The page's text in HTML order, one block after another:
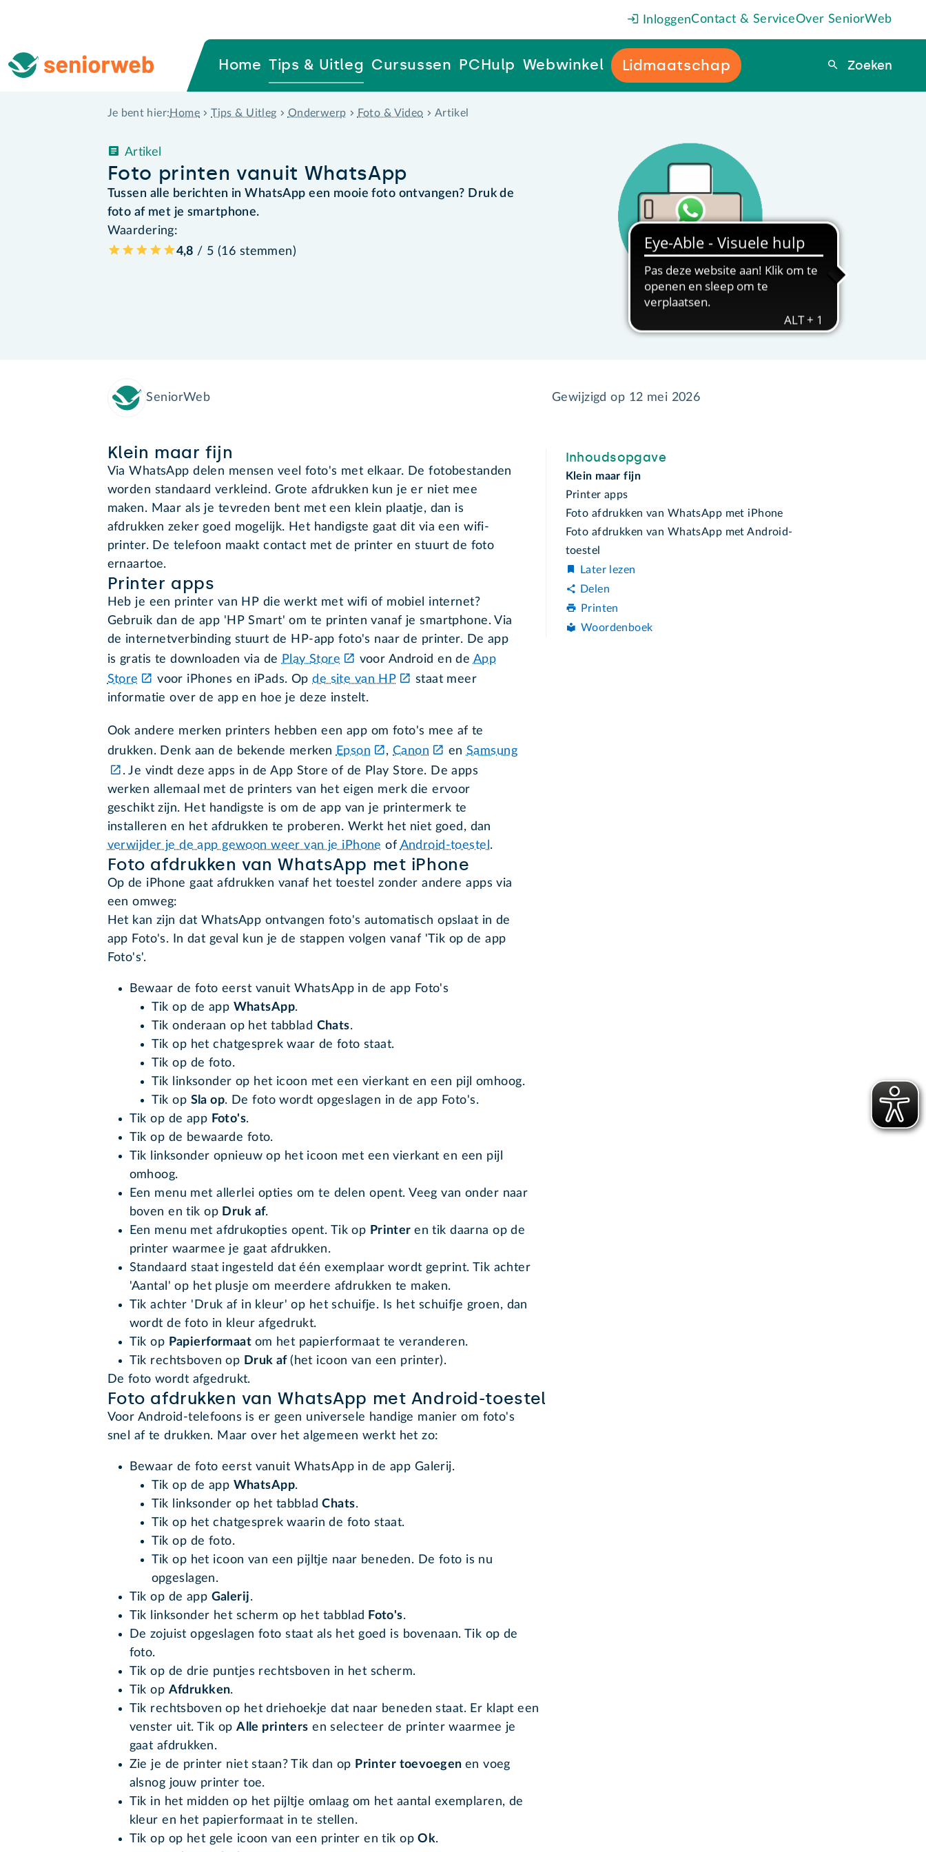
InloggenContact & ServiceOver SeniorWeb
Home Tips & Uitleg Cursussen PCHulp Webwinkel Lidmaatschap Zoeken
Zoeken
Je bent hier: Home Tips & Uitleg Onderwerp Foto & Video Artikel
Foto printen vanuit WhatsApp
Artikel
Tussen alle berichten in WhatsApp een mooie foto ontvangen? Druk de
foto af met je smartphone.
Waardering:
4,8 / 5 (16 stemmen)
SeniorWeb Gewijzigd op 12 mei 2026
Klein maar fijn
Via WhatsApp delen mensen veel foto's met elkaar. De fotobestanden
worden standaard verkleind. Grote afdrukken kun je er niet mee
maken. Maar als je tevreden bent met een klein plaatje, dan is
afdrukken zeker goed mogelijk. Het handigste gaat dit via een wifi-
printer. De telefoon maakt contact met de printer en stuurt de foto
ernaartoe.
Printer apps
Heb je een printer van HP die werkt met wifi of mobiel internet?
Gebruik dan de app 'HP Smart' om te printen vanaf je smartphone. Via
de internetverbinding stuurt de HP-app foto's naar de printer. De app
is gratis te downloaden via de Play Store voor Android en de App
Store
voor iPhones en iPads. Opde site van HP
staat meer
informatie over de app en hoe je deze instelt.
Ook andere merken printers hebben een app om foto's mee af te
drukken. Denk aan de bekende merken Epson ,Canon en Samsung
. Je vindt deze apps in de App Store of de Play Store. De apps
werken allemaal met de printers van het eigen merk die ervoor
geschikt zijn. Het handigste is om de app van je printermerk te
installeren en het afdrukken te proberen. Werkt het niet goed, dan
verwijder je de app gewoon weer van je iPhone of Android-toestel .
Foto afdrukken van WhatsApp met iPhone
Op de iPhone gaat afdrukken vanaf het toestel zonder andere apps via
een omweg:
Het kan zijn dat WhatsApp ontvangen foto's automatisch opslaat in de
app Foto's. In dat geval kun je de stappen volgen vanaf 'Tik op de app
Foto's'.
Bewaar de foto eerst vanuit WhatsApp in de app Foto's
Tik op de app WhatsApp.
Tik onderaan op het tabblad Chats.
Tik op het chatgesprek waar de foto staat.
Tik op de foto.
Tik linksonder op het icoon met een vierkant en een pijl omhoog.
Tik op Sla op. De foto wordt opgeslagen in de app Foto's.
Tik op de app Foto's.
Tik op de bewaarde foto.
Tik linksonder opnieuw op het icoon met een vierkant en een pijl
omhoog.
Een menu met allerlei opties om te delen opent. Veeg van onder naar
boven en tik op Druk af.
Een menu met afdrukopties opent. Tik op Printeren tik daarna op de
printer waarmee je gaat afdrukken.
Standaard staat ingesteld dat één exemplaar wordt geprint. Tik achter
'Aantal' op het plusje om meerdere afdrukken te maken.
Tik achter 'Druk af in kleur' op het schuifje. Is het schuifje groen, dan
wordt de foto in kleur afgedrukt.
Tik op Papierformaat om het papierformaat te veranderen.
Tik rechtsboven op Druk af(het icoon van een printer).
De foto wordt afgedrukt.
Foto afdrukken van WhatsApp met Android-toestel
Voor Android-telefoons is er geen universele handige manier om foto's
snel af te drukken. Maar over het algemeen werkt het zo:
Bewaar de foto eerst vanuit WhatsApp in de app Galerij.
Tik op de app WhatsApp.
Tik linksonder op het tabbladChats.
Tik op het chatgesprek waarin de foto staat.
Tik op de foto.
Tik op het icoon van een pijltje naar beneden. De foto is nu
opgeslagen.
Tik op de app Galerij.
Tik linksonder het scherm op het tabblad Foto's.
De zojuist opgeslagen foto staat als het goed is bovenaan. Tik op de
foto.
Tik op de drie puntjes rechtsboven in het scherm.
Tik op Afdrukken.
Tik rechtsboven op het driehoekje dat naar beneden staat. Er klapt een
venster uit. Tik opAlle printers en selecteer de printer waarmee je
gaat afdrukken.
Zie je de printer niet staan? Tik dan op Printer toevoegen en voeg
alsnog jouw printer toe.
Tik in het midden op het pijltje omlaag om het aantal exemplaren, de
kleur en het papierformaat in te stellen.
Tik op op het gele icoon van een printer en tik opOk.
Inhoudsopgave
Klein maar fijn
Printer apps
Foto afdrukken van WhatsApp met iPhone
Foto afdrukken van WhatsApp met Android-
toestel
Later lezen
Delen
Printen
Woordenboek